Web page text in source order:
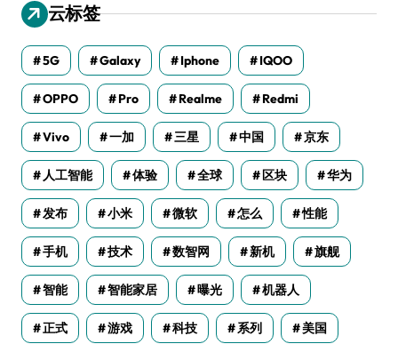
云标签
5G Galaxy Iphone IQOO
OPPO Pro Realme Redmi
Vivo 一加 三星 中国 京东
人工智能 体验 全球 区块 华为
发布 小米 微软 怎么 性能
手机 技术 数智网 新机 旗舰
智能 智能家居 曝光 机器人
正式 游戏 科技 系列 美国